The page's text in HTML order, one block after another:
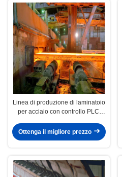
Linea di produzione di laminatoio
per acciaio con controllo PLC,
capacità di 30 tonnellate/ora
Ottenga il migliore prezzo